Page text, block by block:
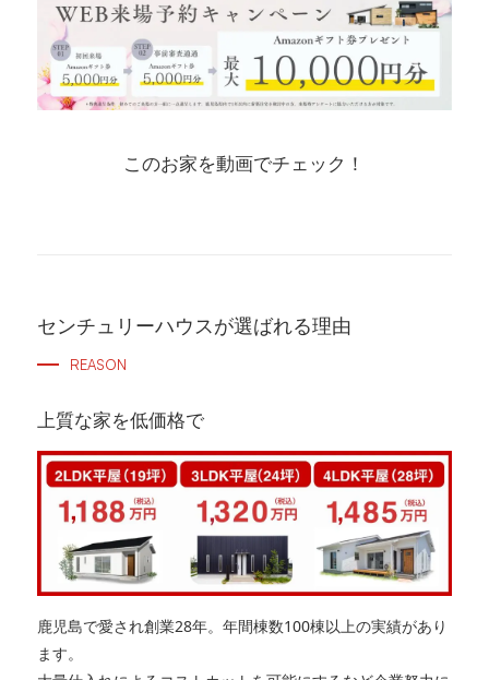
このお家を動画でチェック！
センチュリーハウスが選ばれる理由
REASON
上質な家を低価格で
鹿児島で愛され創業28年。年間棟数100棟以上の実績があり
ます。